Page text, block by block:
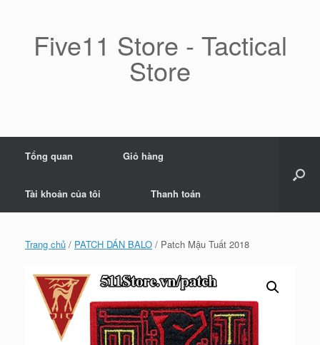
Five11 Store - Tactical
Store
Tổng quan Giỏ hàng
Tài khoản của tôi Thanh toán
Trang chủ / PATCH DÁN BALO / Patch Mậu Tuất 2018